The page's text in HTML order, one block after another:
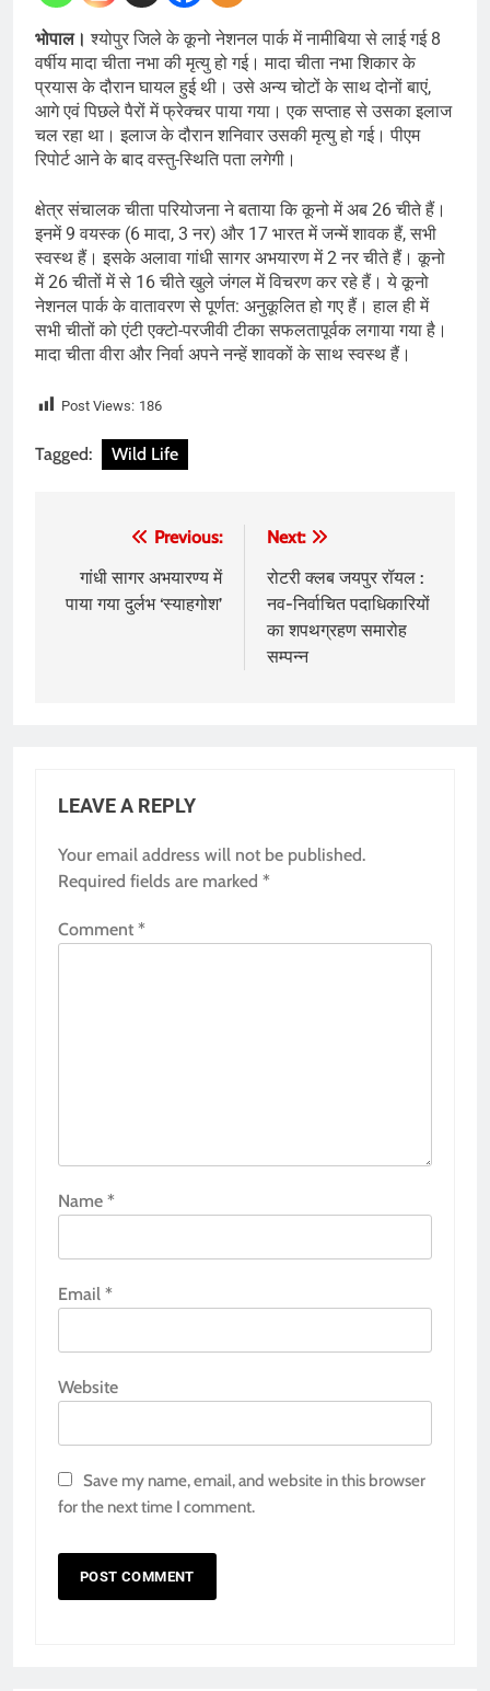
भोपाल।श्योपुर जिले के कूनो नेशनल पार्क में नामीबिया से लाई गई 8
वर्षीय मादा चीता नभा की मृत्यु हो गई। मादा चीता नभा शिकार के
प्रयास के दौरान घायल हुई थी। उसे अन्य चोटों के साथ दोनों बाएं,
आगे एवं पिछले पैरों में फ्रेक्चर पाया गया। एक सप्ताह से उसका इलाज
चल रहा था। इलाज के दौरान शनिवार उसकी मृत्यु हो गई। पीएम
रिपोर्ट आने के बाद वस्तु-स्थिति पता लगेगी।
क्षेत्र संचालक चीता परियोजना ने बताया कि कूनो में अब 26 चीते हैं।
इनमें 9 वयस्क (6 मादा, 3 नर) और 17 भारत में जन्में शावक हैं, सभी
स्वस्थ हैं। इसके अलावा गांधी सागर अभयारण में 2 नर चीते हैं। कूनो
में 26 चीतों में से 16 चीते खुले जंगल में विचरण कर रहे हैं। ये कूनो
नेशनल पार्क के वातावरण से पूर्णत: अनुकूलित हो गए हैं। हाल ही में
सभी चीतों को एंटी एक्टो-परजीवी टीका सफलतापूर्वक लगाया गया है।
मादा चीता वीरा और निर्वा अपने नन्हें शावकों के साथ स्वस्थ हैं।
Post Views: 186
Tagged: Wild Life
navigation
Previous:
गांधी सागर अभयारण्य में
पाया गया दुर्लभ ‘स्याहगोश’
Next:
रोटरी क्लब जयपुर रॉयल :
नव-निर्वाचित पदाधिकारियों
का शपथग्रहण समारोह
सम्पन्न
LEAVE A REPLY
Your email address will not be published.
Required fields are marked *
Comment *
Name *
Email *
Website
Save my name, email, and website in this browser
for the next time I comment.